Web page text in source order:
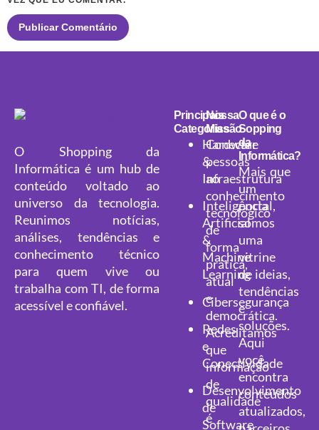
O Shopping da
Informática é um hub de
conteúdo voltado ao
universo da tecnologia.
Reunimos notícias,
análises, tendências e
conhecimento técnico
para quem vive ou
trabalha com TI, de forma
acessível e confiável.
Principais
Categorias
Hardware
&
Infraestrutura
Inteligência
Artificial
&
Machine
Learning
Cibersegurança
Redes
e
Conectividade
Desenvolvimento
de
Software
Nossa
Missão
Conectar
pessoas
ao
conhecimento
tecnológico
de
forma
prática,
atual
e
democrática.
Acreditamos
que
informação
de
qualidade
é
O que é o
Sopping
da
Informática?
Mais que
um
portal,
somos
uma
vitrine
de ideias,
tendências
e
soluções.
Aqui
você
encontra
conteúdos
atualizados,